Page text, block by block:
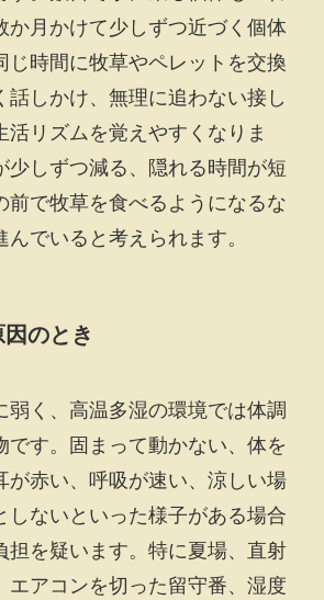
か月かけて少しずつ近づく個体
じ時間に牧草やペレットを交換
話しかけ、無理に追わない接し
活リズムを覚えやすくなりま
少しずつ減る、隠れる時間が短
前で牧草を食べるようになるな
んでいると考えられます。
のとき
弱く、高温多湿の環境では体調
です。固まって動かない、体を
が赤い、呼吸が速い、涼しい場
しないといった様子がある場合
担を疑います。特に夏場、直射
エアコンを切った留守番、湿度